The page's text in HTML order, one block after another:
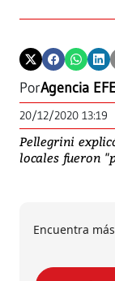
PorAgencia
20/12/2020 13:19
Pellegrini
locales fueron
Encuentra